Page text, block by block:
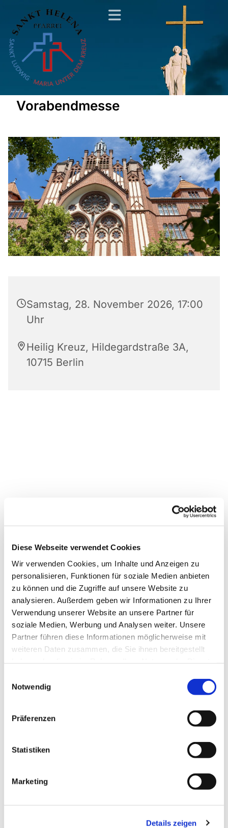
Diese Webseite verwendet Cookies
Wir verwenden Cookies, um Inhalte und Anzeigen zu
personalisieren, Funktionen für soziale Medien anbieten
zu können und die Zugriffe auf unsere Website zu
analysieren. Außerdem geben wir Informationen zu Ihrer
Verwendung unserer Website an unsere Partner für
soziale Medien, Werbung und Analysen weiter. Unsere
Partner führen diese Informationen möglicherweise mit
weiteren Daten zusammen, die Sie ihnen bereitgestellt
Notwendig
Präferenzen
Statistiken
Marketing
Details zeigen
Vorabendmesse
Samstag, 28. November 2026, 17:00
Uhr
Heilig Kreuz, Hildegardstraße 3A,
10715 Berlin
Dies könnte Sie auch
interessieren